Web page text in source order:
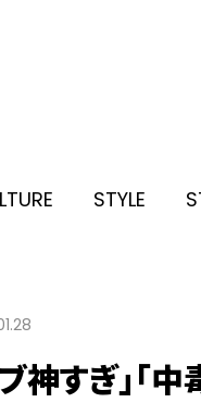
STYLE
神すぎ」「